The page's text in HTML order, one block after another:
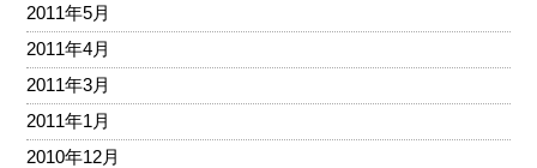
2011年5月
2011年4月
2011年3月
2011年1月
2010年12月